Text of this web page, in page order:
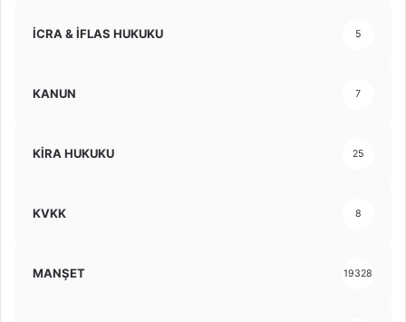
İCRA & İFLAS HUKUKU 5
KANUN 7
KİRA HUKUKU 25
KVKK 8
MANŞET 19328